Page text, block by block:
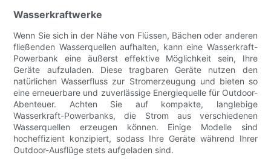
Wasserkraftwerke
Wenn Sie sich in der Nähe von Flüssen, Bächen oder anderen
fließenden Wasserquellen aufhalten, kann eine Wasserkraft-
Powerbank eine äußerst effektive Möglichkeit sein, Ihre
Geräte aufzuladen. Diese tragbaren Geräte nutzen den
natürlichen Wasserfluss zur Stromerzeugung und bieten so
eine erneuerbare und zuverlässige Energiequelle für Outdoor-
Abenteuer. Achten Sie auf kompakte, langlebige
Wasserkraft-Powerbanks, die Strom aus verschiedenen
Wasserquellen erzeugen können. Einige Modelle sind
hocheffizient konzipiert, sodass Ihre Geräte während Ihrer
Outdoor-Ausflüge stets aufgeladen sind.